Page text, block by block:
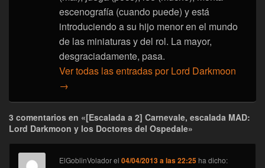
escenografía (cuando puede) y está
introduciendo a su hijo menor en el mundo
de las miniaturas y del rol. La mayor,
desgraciadamente, pasa.
Ver todas las entradas por Lord Darkmoon
→
3 comentarios en «[Escalada a 2] Carnevale, escalada MAD:
Lord Darkmoon y los Doctores del Ospedale»
ElGoblinVoladorel04/04/2013 a las 22:25 ha dicho: